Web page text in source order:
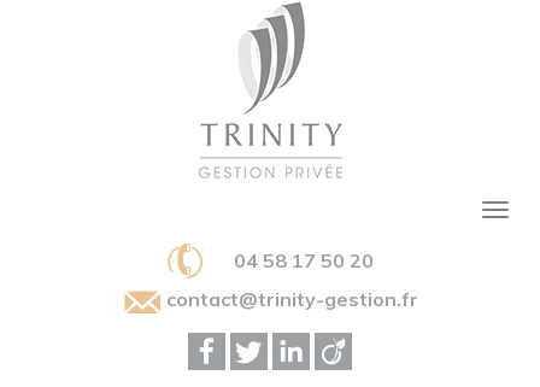
04 58 17 50 20
contact@trinity-gestion.fr